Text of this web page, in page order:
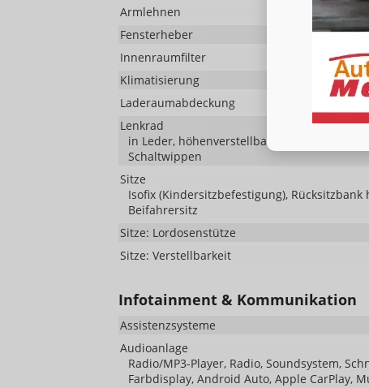
Armlehnen
Fensterheber
Innenraumfilter
Klimatisierung
Laderaumabdeckung
Lenkrad
in Leder, höhenverstellbar, mit
Schaltwippen
Sitze
Isofix (Kindersitzbefestigung),
Beifahrersitz
Sitze: Lordosenstütze
Sitze: Verstellbarkeit
Infotainment & Kommunikation
Assistenzsysteme
Audioanlage
Radio/MP3-Player, Radio, Soundsystem,
Farbdisplay, Android Auto, Apple CarPlay,